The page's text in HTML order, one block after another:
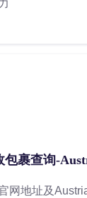
包裹查询-
网地址及